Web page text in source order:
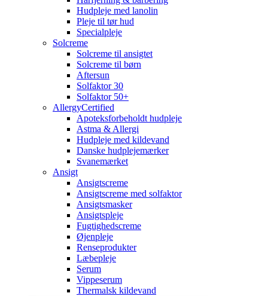
Hudpleje med lanolin
Pleje til tør hud
Specialpleje
Solcreme
Solcreme til ansigtet
Solcreme til børn
Aftersun
Solfaktor 30
Solfaktor 50+
AllergyCertified
Apoteksforbeholdt hudpleje
Astma & Allergi
Hudpleje med kildevand
Danske hudplejemærker
Svanemærket
Ansigt
Ansigtscreme
Ansigtscreme med solfaktor
Ansigtsmasker
Ansigtspleje
Fugtighedscreme
Øjenpleje
Renseprodukter
Læbepleje
Serum
Vippeserum
Thermalsk kildevand